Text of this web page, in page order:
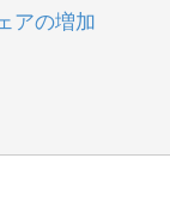
アの増加